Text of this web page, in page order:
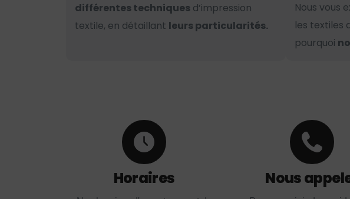
différentes techniques d’impression
textile, en détaillant leurs particularités.
Nous vous
les textiles
pourquoi
Horaires Nous